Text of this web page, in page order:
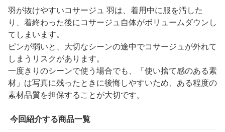
羽が抜けやすいコサージュ 羽は、着用中に服を汚した
り、着終わった後にコサージュ自体がボリュームダウンし
てしまいます。
ピンが弱いと、大切なシーンの途中でコサージュが外れて
しまうリスクがあります。
一度きりのシーンで使う場合でも、「使い捨て感のある素
材」は写真に残ったときに後悔しやすいため、ある程度の
素材品質を担保することが大切です。
今回紹介する商品一覧